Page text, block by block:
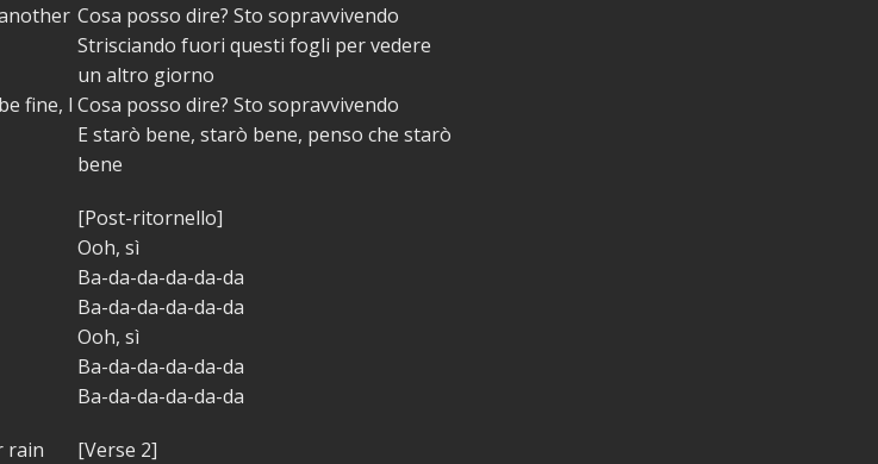
fine, I
rain
Cosa posso dire? Sto sopravvivendo
Strisciando fuori questi fogli per vedere
un altro giorno
Cosa posso dire? Sto sopravvivendo
E starò bene, starò bene, penso che starò
bene
[Post-ritornello]
Ooh, sì
Ba-da-da-da-da-da
Ba-da-da-da-da-da
Ooh, sì
Ba-da-da-da-da-da
Ba-da-da-da-da-da
[Verse 2]